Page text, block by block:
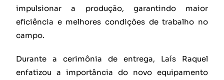
impulsionar a produção, garantindo maior
eficiência e melhores condições de trabalho no
campo.
Durante a cerimônia de entrega, Laís Raquel
enfatizou a importância do novo equipamento